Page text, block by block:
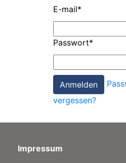
Paper
App
E-mail*
Passwort*
vergessen?
Impressum